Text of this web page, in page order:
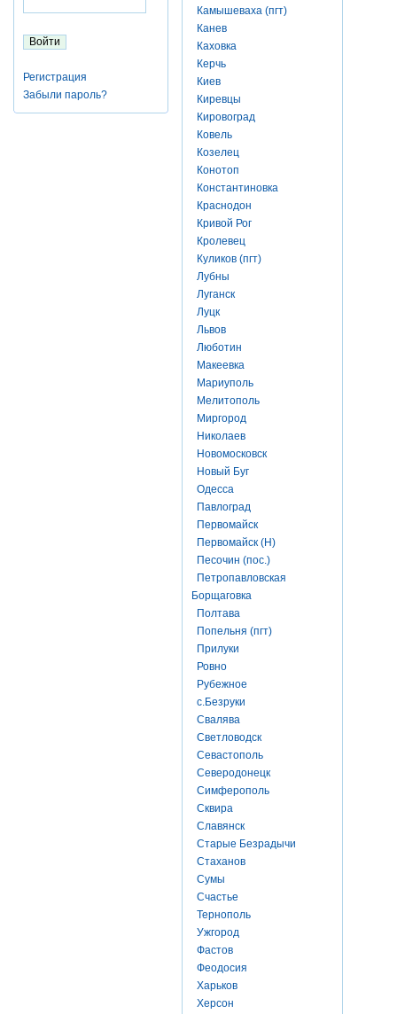
Регистрация
Забыли пароль?
Камышеваха (пгт)
Канев
Каховка
Керчь
Киев
Киревцы
Кировоград
Ковель
Козелец
Конотоп
Константиновка
Краснодон
Кривой Рог
Кролевец
Куликов (пгт)
Лубны
Луганск
Луцк
Львов
Люботин
Макеевка
Мариуполь
Мелитополь
Миргород
Николаев
Новомосковск
Новый Буг
Одесса
Павлоград
Первомайск
Первомайск (Н)
Песочин (пос.)
Петропавловская
Борщаговка
Полтава
Попельня (пгт)
Прилуки
Ровно
Рубежное
с.Безруки
Свалява
Светловодск
Севастополь
Северодонецк
Симферополь
Сквира
Славянск
Старые Безрадычи
Стаханов
Сумы
Счастье
Тернополь
Ужгород
Фастов
Феодосия
Харьков
Херсон